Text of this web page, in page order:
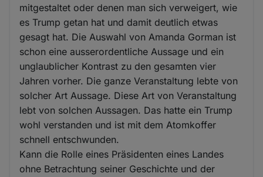
mitgestaltet oder denen man sich verweigert, wie
es Trump getan hat und damit deutlich etwas
gesagt hat. Die Auswahl von Amanda Gorman ist
schon eine ausserordentliche Aussage und ein
unglaublicher Kontrast zu den gesamten vier
Jahren vorher. Die ganze Veranstaltung lebte von
solcher Art Aussage. Diese Art von Veranstaltung
lebt von solchen Aussagen. Das hatte ein Trump
wohl verstanden und ist mit dem Atomkoffer
schnell entschwunden.
Kann die Rolle eines Präsidenten eines Landes
ohne Betrachtung seiner Geschichte und der